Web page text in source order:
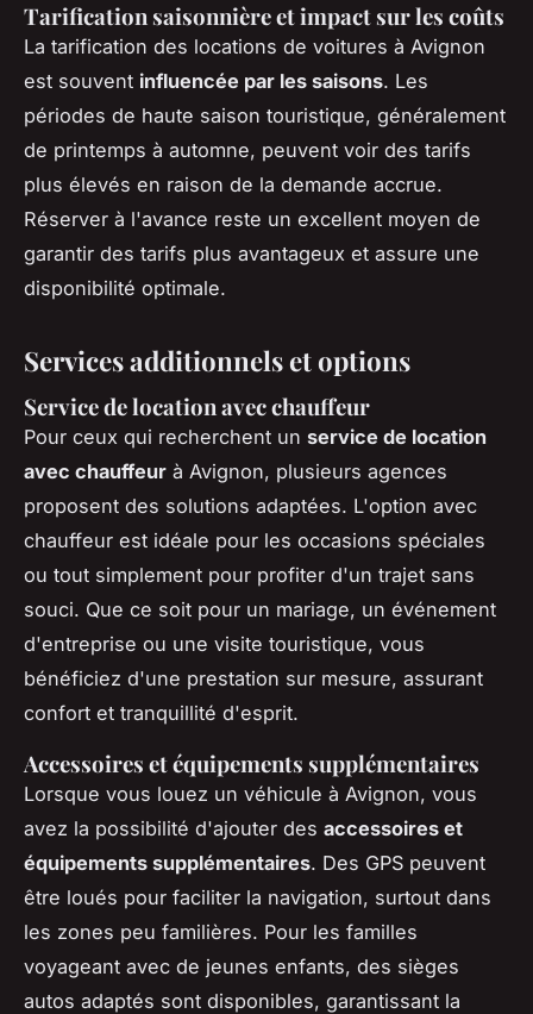
Tarification saisonnière et impact sur les coûts
La tarification des locations de voitures à Avignon
est souvent influencée par les saisons. Les
périodes de haute saison touristique, généralement
de printemps à automne, peuvent voir des tarifs
plus élevés en raison de la demande accrue.
Réserver à l'avance reste un excellent moyen de
garantir des tarifs plus avantageux et assure une
disponibilité optimale.
Services additionnels et options
Service de location avec chauffeur
Pour ceux qui recherchent un service de location
avec chauffeur à Avignon, plusieurs agences
proposent des solutions adaptées. L'option avec
chauffeur est idéale pour les occasions spéciales
ou tout simplement pour profiter d'un trajet sans
souci. Que ce soit pour un mariage, un événement
d'entreprise ou une visite touristique, vous
bénéficiez d'une prestation sur mesure, assurant
confort et tranquillité d'esprit.
Accessoires et équipements supplémentaires
Lorsque vous louez un véhicule à Avignon, vous
avez la possibilité d'ajouter des accessoires et
équipements supplémentaires. Des GPS peuvent
être loués pour faciliter la navigation, surtout dans
les zones peu familières. Pour les familles
voyageant avec de jeunes enfants, des sièges
autos adaptés sont disponibles, garantissant la